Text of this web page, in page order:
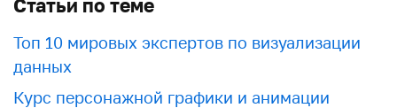
Статьи по теме
Топ 10 мировых экспертов по визуализации
данных
Курс персонажной графики и анимации